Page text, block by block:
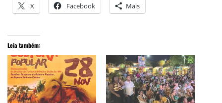
X Facebook Mais
Leia também: